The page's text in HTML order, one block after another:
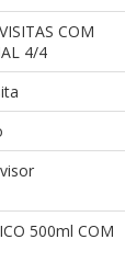
COM
4/4
500ml COM